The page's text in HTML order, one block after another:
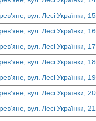
вул. Лесі Українки, 15
вул. Лесі Українки, 16
вул. Лесі Українки, 17
вул. Лесі Українки, 18
вул. Лесі Українки, 19
вул. Лесі Українки, 20
вул. Лесі Українки, 21